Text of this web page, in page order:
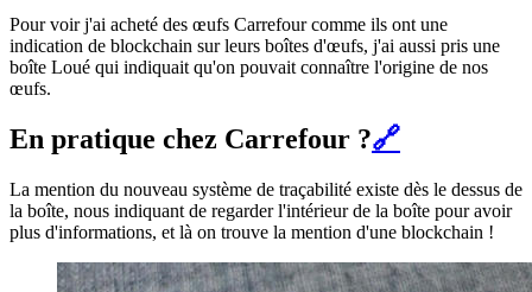
Pour voir j'ai acheté des œufs Carrefour comme ils ont une
indication de blockchain sur leurs boîtes d'œufs, j'ai aussi pris une
boîte Loué qui indiquait qu'on pouvait connaître l'origine de nos
œufs.
En pratique chez Carrefour ?🔗
La mention du nouveau système de traçabilité existe dès le dessus de
la boîte, nous indiquant de regarder l'intérieur de la boîte pour avoir
plus d'informations, et là on trouve la mention d'une blockchain !